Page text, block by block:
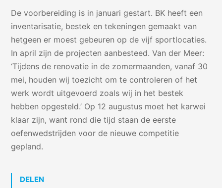
De voorbereiding is in januari gestart. BK heeft een
inventarisatie, bestek en tekeningen gemaakt van
hetgeen er moest gebeuren op de vijf sportlocaties.
In april zijn de projecten aanbesteed. Van der Meer:
‘Tijdens de renovatie in de zomermaanden, vanaf 30
mei, houden wij toezicht om te controleren of het
werk wordt uitgevoerd zoals wij in het bestek
hebben opgesteld.’ Op 12 augustus moet het karwei
klaar zijn, want rond die tijd staan de eerste
oefenwedstrijden voor de nieuwe competitie
gepland.
DELEN